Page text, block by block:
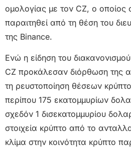
ομολογίας με τον CZ, ο
παραιτηθεί από τη θέση του
της Binance.
Ενώ η είδηση του
CZ προκάλεσαν διόρθωση της
τη ρευστοποίηση θέσεων
περίπου 175 εκατομμυρίων
σχεδόν 1 δισεκατομμυρίου
στοιχεία κρύπτο από το
κλίμα στην κοινότητα κρύπτο